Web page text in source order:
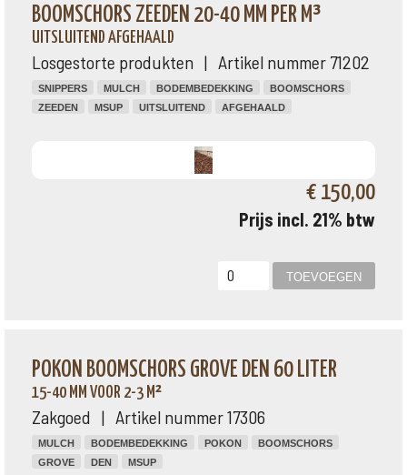
BOOMSCHORS ZEEDEN 20-40 MM PER M³
UITSLUITEND AFGEHAALD
Losgestorte produkten | Artikel nummer 71202
SNIPPERS MULCH BODEMBEDEKKING
BOOMSCHORS
ZEEDEN
MSUP UITSLUITEND AFGEHAALD
€ 150,00
Prijs incl. 21% btw
POKON BOOMSCHORS GROVE DEN 60 LITER
15-40 MM VOOR 2-3 M²
Zakgoed | Artikel nummer 17306
MULCH BODEMBEDEKKING POKON
BOOMSCHORS
GROVE
DEN MSUP